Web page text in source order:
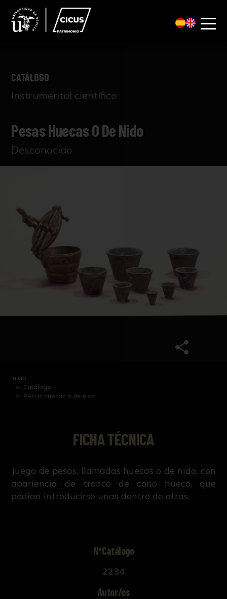
CATÁLOGO
Instrumental científico
Pesas Huecas O De Nido
Desconocido
Inicio
Catálogo
Pesas huecas o de nido
FICHA TÉCNICA
Juego de pesas, llamadas huecas o de nido, con
apariencia de tronco de cono hueco, que
podían introducirse unas dentro de otras.
NºCatálogo
2234
Autor/es